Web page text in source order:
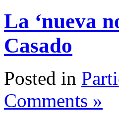
La ‘nueva
Casado
Posted in
Comments »